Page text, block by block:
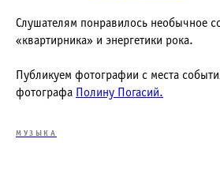
Слушателям понравилось необычное
«квартирника» и энергетики рока.
Публикуем фотографии с места
фотографа Полину Погасий.
МУЗЫКА